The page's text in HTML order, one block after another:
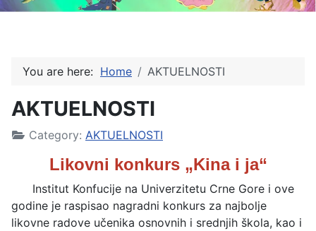
You are here: Home AKTUELNOSTI
AKTUELNOSTI
Category: AKTUELNOSTI
Likovni konkurs „Kina i ja“
Institut Konfucije na Univerzitetu Crne Gore i ove
godine je raspisao nagradni konkurs za najbolje
likovne radove učenika osnovnih i srednjih škola, kao i